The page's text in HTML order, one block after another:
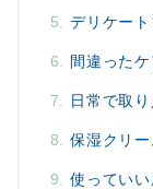
デリケー
間違った
日常で取
保湿クリ
使ってい